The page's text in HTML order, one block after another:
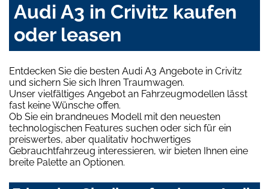
Audi A3 in Crivitz kaufen
oder leasen
Entdecken Sie die besten Audi A3 Angebote in Crivitz
und sichern Sie sich Ihren Traumwagen.
Unser vielfältiges Angebot an Fahrzeugmodellen lässt
fast keine Wünsche offen.
Ob Sie ein brandneues Modell mit den neuesten
technologischen Features suchen oder sich für ein
preiswertes, aber qualitativ hochwertiges
Gebrauchtfahrzeug interessieren, wir bieten Ihnen eine
breite Palette an Optionen.